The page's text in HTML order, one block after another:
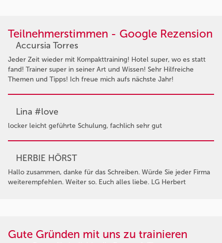
Teilnehmerstimmen - Google Rezension
Accursia Torres
Jeder Zeit wieder mit Kompakttraining! Hotel super, wo es statt
fand! Trainer super in seiner Art und Wissen! Sehr Hilfreiche
Themen und Tipps! Ich freue mich aufs nächste Jahr!
Lina #love
locker leicht geführte Schulung, fachlich sehr gut
HERBIE HÖRST
Hallo zusammen, danke für das Schreiben. Würde Sie jeder Firma
weiterempfehlen. Weiter so. Euch alles liebe. LG Herbert
Gute Gründen mit uns zu trainieren